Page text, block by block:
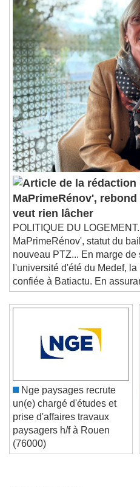
MaPrimeRénov',
veut rien lâcher
POLITIQUE DU
MaPrimeRénov', statut du
nouveau PTZ... En marge
l'université d'été du Medef, la
confiée à Batiactu. En
Nge paysages recrute
un(e) chargé d'études et
prise d'affaires travaux
paysagers h/f à Rouen
(76000)